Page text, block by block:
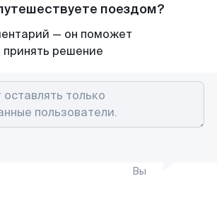
поездом?
— он поможет
принять решение
Вы